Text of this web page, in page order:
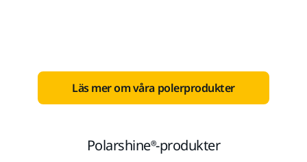
Läs mer om våra polerprodukter
Polarshine®-produkter